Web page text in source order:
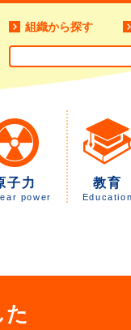
組織から探す
子力
power
教育
Education
た